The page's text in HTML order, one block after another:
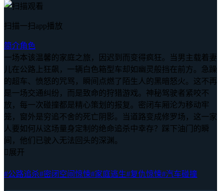
扫描一扫app播放
简介角色
一场本该温馨的家庭之旅，因迟到而变得疯狂。当男主载着妻
儿在公路上狂飙，一辆白色箱型车却如幽灵般挡在前方。急躁
的超车、愤怒的咒骂，瞬间点燃了陌生人的黑暗怒火。这不再
是一场交通纠纷，而是致命的狩猎游戏。神秘驾驶者紧咬不
放，每一次碰撞都是精心策划的报复。密闭车厢沦为移动牢
笼，窗外是穷追不舍的死亡阴影。当道路变成修罗场，这一家
人要如何从这场量身定制的绝命追杀中幸存？踩下油门的瞬
间，他们已驶入无法回头的深渊。
 展开
#公路追杀#密闭空间惊悚#家庭逃生#复仇惊悚#汽车碰撞